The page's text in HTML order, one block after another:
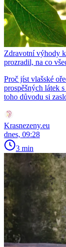
Zdravotní výhody
prozradil, na co
Proč jíst vlašské
prospěšných látek
toho důvodu si
Krasnezeny.eu
dnes, 09:28
3 min